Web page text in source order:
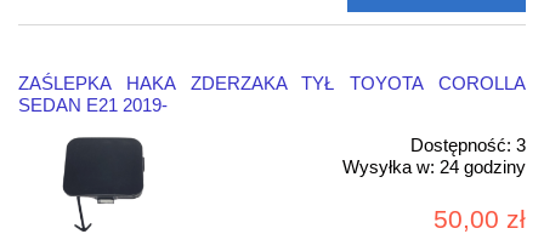
ZAŚLEPKA HAKA ZDERZAKA TYŁ TOYOTA COROLLA
SEDAN E21 2019-
Dostępność: 3
Wysyłka w: 24 godziny
50,00 zł